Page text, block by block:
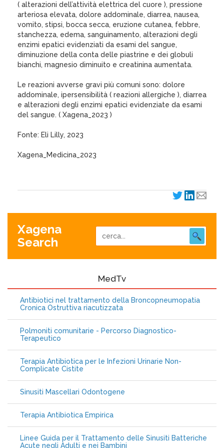
( alterazioni dell’attività elettrica del cuore ), pressione
arteriosa elevata, dolore addominale, diarrea, nausea,
vomito, stipsi, bocca secca, eruzione cutanea, febbre,
stanchezza, edema, sanguinamento, alterazioni degli
enzimi epatici evidenziati da esami del sangue,
diminuzione della conta delle piastrine e dei globuli
bianchi, magnesio diminuito e creatinina aumentata.
Le reazioni avverse gravi più comuni sono: dolore
addominale, ipersensibilità ( reazioni allergiche ), diarrea
e alterazioni degli enzimi epatici evidenziate da esami
del sangue. ( Xagena_2023 )
Fonte: Eli Lilly, 2023
Xagena_Medicina_2023
Xagena
Search
MedTv
Antibiotici nel trattamento della Broncopneumopatia
Cronica Ostruttiva riacutizzata
Polmoniti comunitarie - Percorso Diagnostico-
Terapeutico
Terapia Antibiotica per le Infezioni Urinarie Non-
Complicate Cistite
Sinusiti Mascellari Odontogene
Terapia Antibiotica Empirica
Linee Guida per il Trattamento delle Sinusiti Batteriche
Acute negli Adulti e nei Bambini